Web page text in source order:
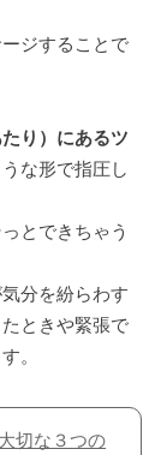
ジすることで
り）にあるツ
な形で指圧し
とできちゃう
分を紛らわす
ときや緊張で
。
切な３つの